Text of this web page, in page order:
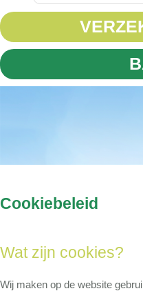
Cookiebeleid
Wat zijn cookies?
Wij maken op de website